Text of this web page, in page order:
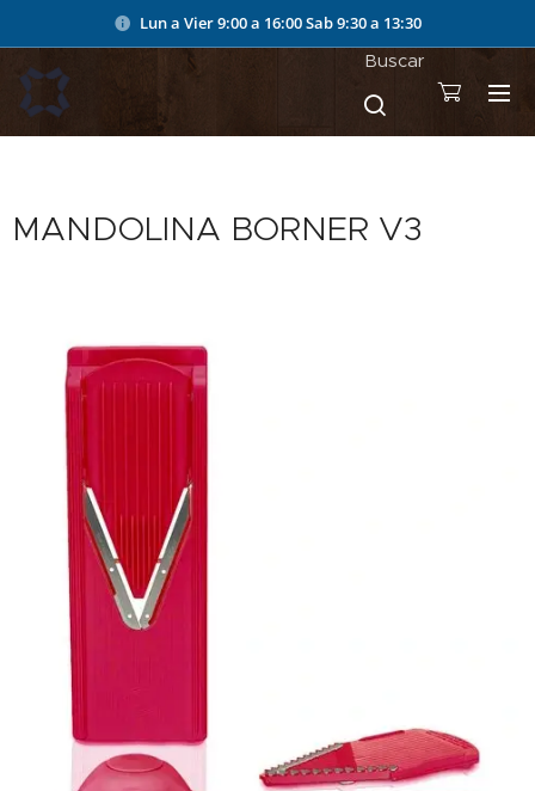
Lun a Vier 9:00 a 16:00Sab 9:30 a 13:30
Buscar
MANDOLINA BORNER V3